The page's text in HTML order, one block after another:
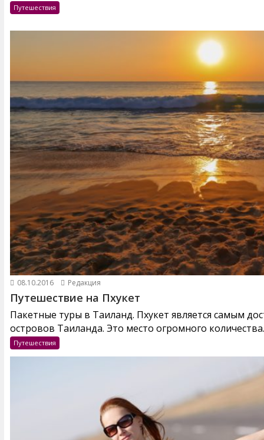
Путешествия
08.10.2016 Редакция
Путешествие на Пхукет
Пакетные туры в Таиланд. Пхукет является самым
островов Таиланда. Это место огромного
Путешествия